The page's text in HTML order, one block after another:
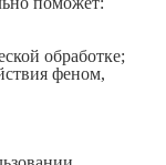
обработке;
феном,